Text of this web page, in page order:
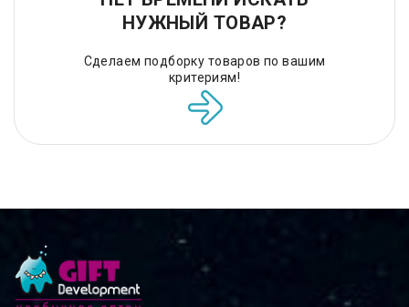
НУЖНЫЙ ТОВАР?
Сделаем подборку товаров по вашим
критериям!